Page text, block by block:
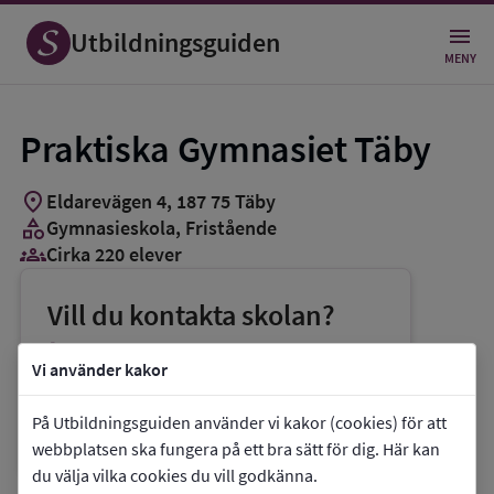
Vi använder kakor
På Utbildningsguiden använder vi kakor (cookies) för att
webbplatsen ska fungera på ett bra sätt för dig. Här kan
du välja vilka cookies du vill godkänna.
Utbildningsguiden MENY
Praktiska Gymnasiet Täby
location_on Eldarevägen 4, 187 75Täby
categoryGymnasieskola, Fristående
groups_3Cirka 220 elever
Vill du kontakta skolan?
phoneTelefon:070-2265460
mailE-post:taby@praktiska.se
linkWebbplats:Praktiska Gymnasiet Täby